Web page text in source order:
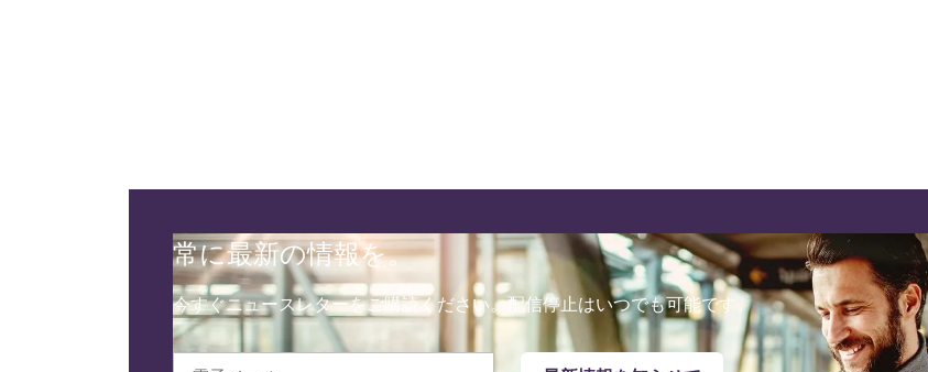
常に最新の情報を。
今すぐニュースレターをご購読ください。配信停止はいつでも可能です。
電子メール